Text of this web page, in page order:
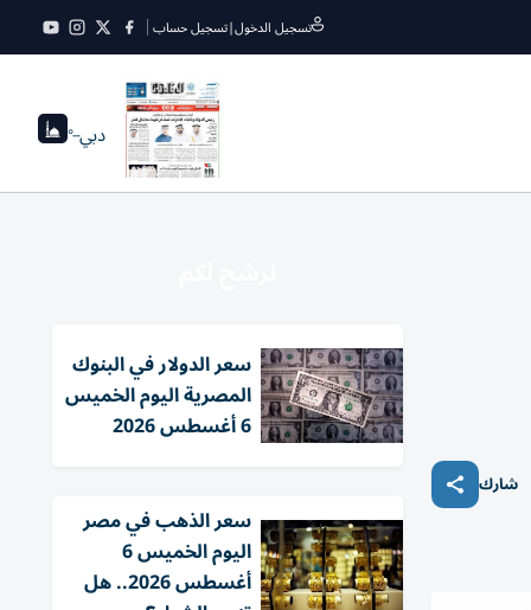
تسجيل الدخول|تسجيل حساب
دبي--°
شارك
سعر الدولار في البنوك
المصرية اليوم الخميس
6 أغسطس 2026
سعر الذهب في مصر
اليوم الخميس 6
أغسطس 2026.. هل